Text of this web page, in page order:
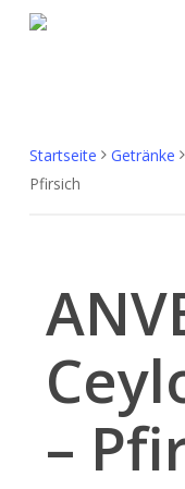
Startseite Getränke
Pfirsich
–